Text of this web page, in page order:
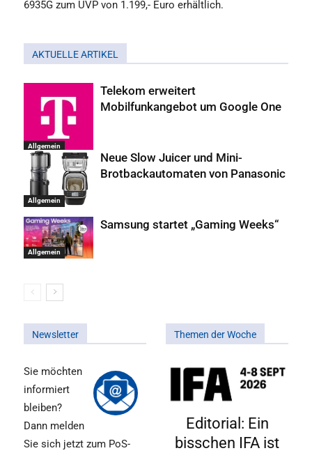
6935G zum UVP von 1.199,- Euro erhältlich.
AKTUELLE ARTIKEL
Allgemein
Telekom erweitert
Mobilfunkangebot um Google One
Allgemein
Neue Slow Juicer und Mini-
Brotbackautomaten von Panasonic
Allgemein
Samsung startet „Gaming Weeks“
Newsletter
Sie möchten
informiert
bleiben?
Dann melden
Sie sich jetzt zum PoS-
Themen der Woche
Editorial: Ein
bisschen IFA ist